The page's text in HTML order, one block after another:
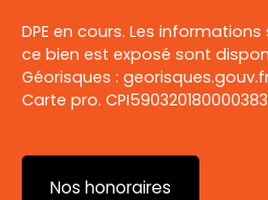
DPE en cours. Les
ce bien est exposé sont
Géorisques :
Carte pro.
Nos honoraires